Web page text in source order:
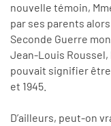
nouvelle témoin,
par ses parents
Seconde Guerre
Jean-Louis Roussel,
pouvait signifier
et 1945.
D’ailleurs, peut-on